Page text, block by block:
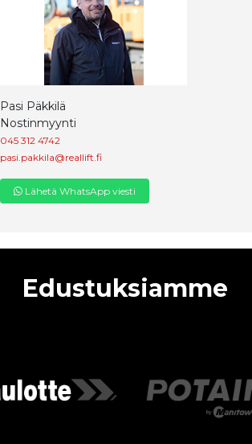
Pasi Päkkilä
Nostinmyynti
045 312 4742
pasi.pakkila@reallift.fi
Lähetä WhatsApp viesti
Edustuksiamme